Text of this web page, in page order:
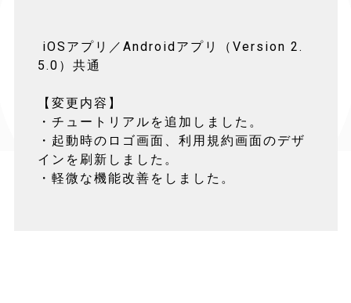
iOSアプリ／Androidアプリ（Version 2.
5.0）共通
【変更内容】
・チュートリアルを追加しました。
・起動時のロゴ画面、利用規約画面のデザ
インを刷新しました。
・軽微な機能改善をしました。